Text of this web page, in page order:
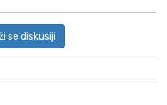
se diskusiji